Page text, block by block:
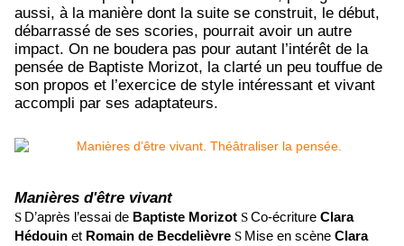
aussi, à la manière dont la suite se construit, le début,
débarrassé de ses scories, pourrait avoir un autre
impact. On ne boudera pas pour autant l’intérêt de la
pensée de Baptiste Morizot, la clarté un peu touffue de
son propos et l’exercice de style intéressant et vivant
accompli par ses adaptateurs.
Manières d'être vivant
S D’après l’essai de Baptiste Morizot SCo-écriture Clara
Hédouin et Romain de Becdelièvre S Mise en scène Clara